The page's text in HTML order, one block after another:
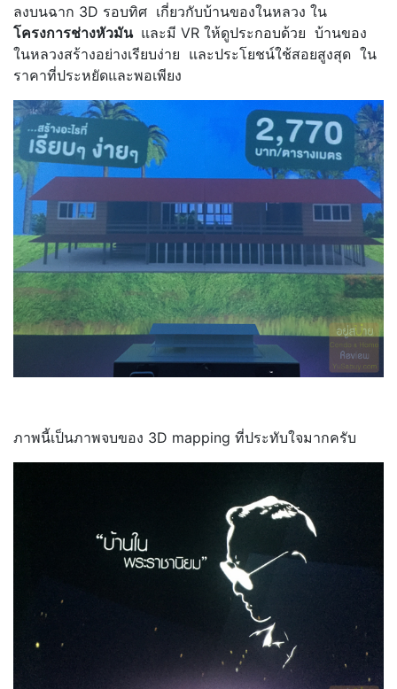
ลงบนฉาก 3D รอบทิศ เกี่ยวกับบ้านของในหลวง ใน
โครงการช่างหัวมัน และมี VR ให้ดูประกอบด้วย บ้านของ
ในหลวงสร้างอย่างเรียบง่าย และประโยชน์ใช้สอยสูงสุด ใน
ราคาที่ประหยัดและพอเพียง
ภาพนี้เป็นภาพจบของ 3D mapping ที่ประทับใจมากครับ